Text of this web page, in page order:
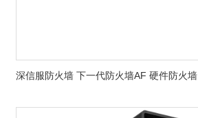
深信服防火墙 下一代防火墙AF 硬件防火墙